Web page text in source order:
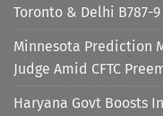
Toronto & Delhi B787-
Minnesota Prediction
Judge Amid CFTC
Haryana Govt Boosts